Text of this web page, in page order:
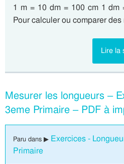
1 m = 10 dm = 100 cm 1 dm
Pour calculer ou comparer
Lire la
Mesurer les longueurs –
3eme Primaire – PDF à
Paru dans ▶ Exercices -
Primaire